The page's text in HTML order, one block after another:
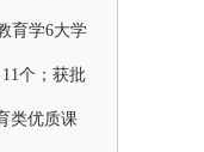
育学6大学
个；获批
类优质课